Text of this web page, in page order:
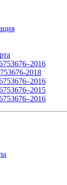
2018